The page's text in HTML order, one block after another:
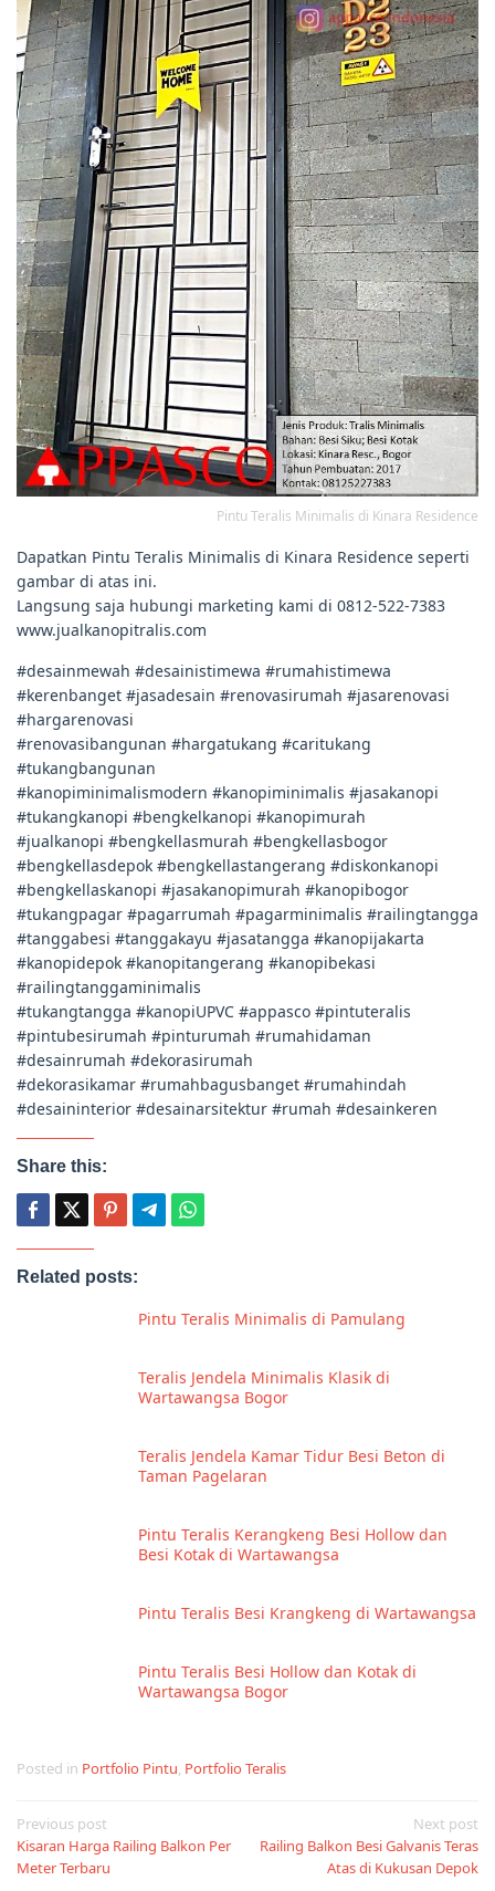
Pintu Teralis Minimalis di Kinara Residence
Dapatkan Pintu Teralis Minimalis di Kinara Residence seperti
gambar di atas ini.
Langsung saja hubungi marketing kami di 0812-522-7383
www.jualkanopitralis.com
#desainmewah #desainistimewa #rumahistimewa
#kerenbanget #jasadesain #renovasirumah #jasarenovasi
#hargarenovasi
#renovasibangunan #hargatukang #caritukang
#tukangbangunan
#kanopiminimalismodern #kanopiminimalis #jasakanopi
#tukangkanopi #bengkelkanopi #kanopimurah
#jualkanopi #bengkellasmurah #bengkellasbogor
#bengkellasdepok #bengkellastangerang #diskonkanopi
#bengkellaskanopi #jasakanopimurah #kanopibogor
#tukangpagar #pagarrumah #pagarminimalis #railingtangga
#tanggabesi #tanggakayu #jasatangga #kanopijakarta
#kanopidepok #kanopitangerang #kanopibekasi
#railingtanggaminimalis
#tukangtangga #kanopiUPVC #appasco #pintuteralis
#pintubesirumah #pinturumah #rumahidaman
#desainrumah #dekorasirumah
#dekorasikamar #rumahbagusbanget #rumahindah
#desaininterior #desainarsitektur #rumah #desainkeren
Share this:
Related posts:
Pintu Teralis Minimalis di Pamulang
Teralis Jendela Minimalis Klasik di
Wartawangsa Bogor
Teralis Jendela Kamar Tidur Besi Beton di
Taman Pagelaran
Pintu Teralis Kerangkeng Besi Hollow dan
Besi Kotak di Wartawangsa
Pintu Teralis Besi Krangkeng di Wartawangsa
Pintu Teralis Besi Hollow dan Kotak di
Wartawangsa Bogor
Posted in Portfolio Pintu Portfolio Teralis
Post
navigation
Previous post
Kisaran Harga Railing Balkon Per
Meter Terbaru
Next post
Railing Balkon Besi Galvanis Teras
Atas di Kukusan Depok